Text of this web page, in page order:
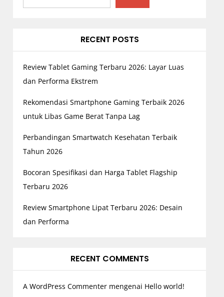
RECENT POSTS
Review Tablet Gaming Terbaru 2026: Layar Luas
dan Performa Ekstrem
Rekomendasi Smartphone Gaming Terbaik 2026
untuk Libas Game Berat Tanpa Lag
Perbandingan Smartwatch Kesehatan Terbaik
Tahun 2026
Bocoran Spesifikasi dan Harga Tablet Flagship
Terbaru 2026
Review Smartphone Lipat Terbaru 2026: Desain
dan Performa
RECENT COMMENTS
A WordPress Commentermengenai Hello world!